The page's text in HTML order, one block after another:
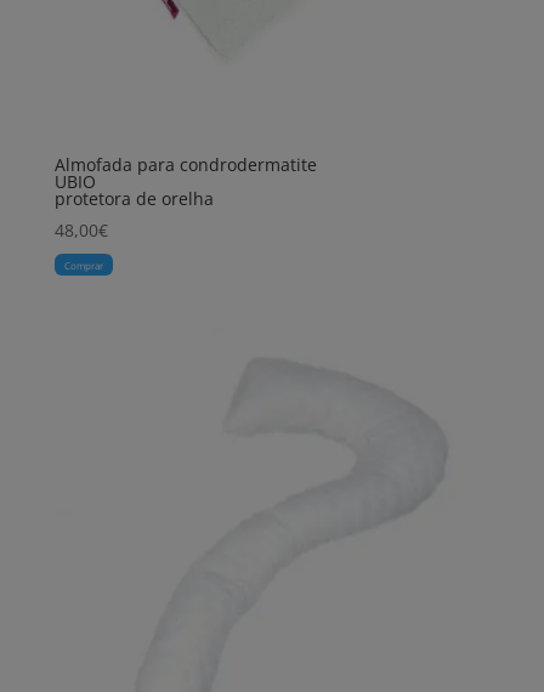
Almofada para condrodermatite
UBIO
protetora de orelha
48,00€
Comprar